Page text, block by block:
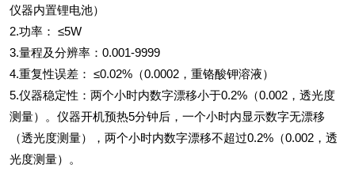
仪器内置锂电池）
2.功率： ≤5W
3.量程及分辨率：0.001-9999
4.重复性误差： ≤0.02%（0.0002，重铬酸钾溶液）
5.仪器稳定性：两个小时内数字漂移小于0.2%（0.002，透光度
测量）。仪器开机预热5分钟后，一个小时内显示数字无漂移
（透光度测量），两个小时内数字漂移不超过0.2%（0.002，透
光度测量）。